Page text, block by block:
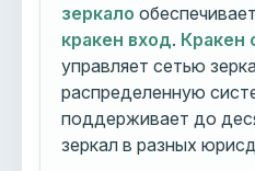
зеркало
кракен вход. Кракен
управляет сетью
распределенную
поддерживает до
зеркал в разных